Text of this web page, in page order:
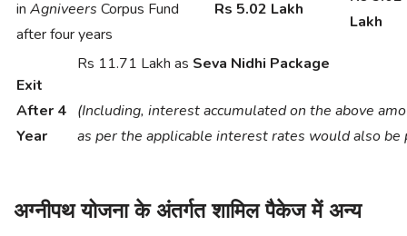
in Agniveers Corpus Fund
after four years
Rs 5.02 Lakh
Lakh
Exit
After 4
Year
Rs 11.71 Lakh as Seva Nidhi Package
(Including, interest accumulated on the above
as per the applicable interest rates would also be
अग्नीपथ योजना के अंतर्गत शामिल पैकेज में अन्य